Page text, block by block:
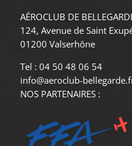
AÉROCLUB DE
124, Avenue de Saint
01200 Valserhône
Tel : 04 50 48 06 54
info@aeroclub-
NOS PARTENAIRES :